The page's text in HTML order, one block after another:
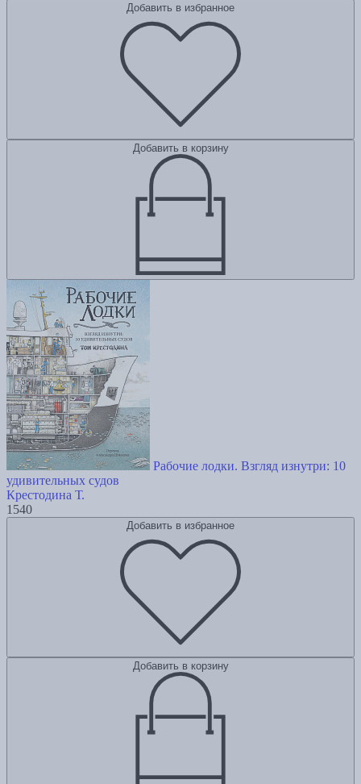
Добавить в избранное
Добавить в корзину
Рабочие лодки. Взгляд изнутри: 10
удивительных судов
Крестодина Т.
1540
Добавить в избранное
Добавить в корзину